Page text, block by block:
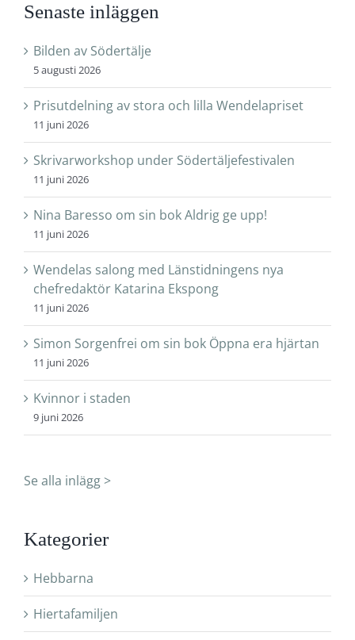
Senaste inläggen
Bilden av Södertälje
5 augusti 2026
Prisutdelning av stora och lilla Wendelapriset
11 juni 2026
Skrivarworkshop under Södertäljefestivalen
11 juni 2026
Nina Baresso om sin bok Aldrig ge upp!
11 juni 2026
Wendelas salong med Länstidningens nya
chefredaktör Katarina Ekspong
11 juni 2026
Simon Sorgenfrei om sin bok Öppna era hjärtan
11 juni 2026
Kvinnor i staden
9 juni 2026
Se alla inlägg >
Kategorier
Hebbarna
Hiertafamiljen